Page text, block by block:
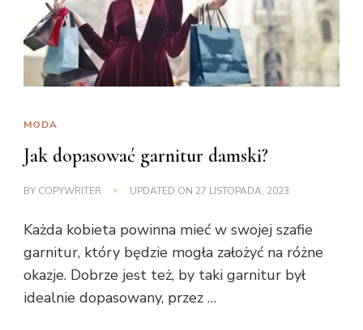
MODA
Jak dopasować garnitur damski?
BY COPYWRITER UPDATED ON 27 LISTOPADA, 2023
Każda kobieta powinna mieć w swojej szafie
garnitur, który będzie mogła założyć na różne
okazje. Dobrze jest też, by taki garnitur był
idealnie dopasowany, przez …